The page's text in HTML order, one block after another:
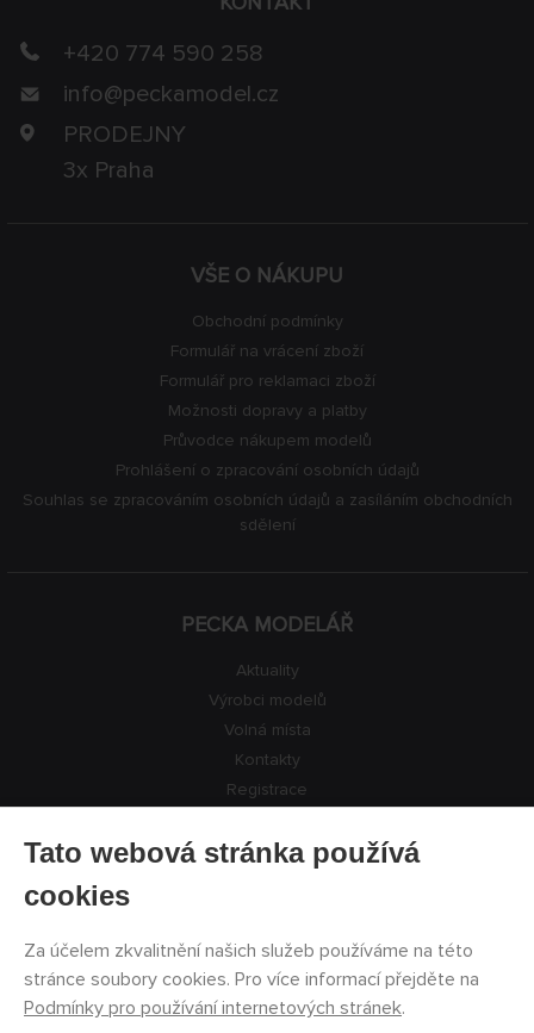
VŠE O NÁKUPU
Obchodní podmínky
Formulář na vrácení zboží
Formulář pro reklamaci zboží
Možnosti dopravy a platby
Průvodce nákupem modelů
Prohlášení o zpracování osobních údajů
Souhlas se zpracováním osobních údajů a zasíláním obchodních
sdělení
PECKA MODELÁŘ
Aktuality
Výrobci modelů
Volná místa
Kontakty
Registrace
Nastavení cookies
+420 774 590 258
info@peckamodel.cz
PRODEJNY
3x Praha
© PECKA MODELÁŘ s.r.o.
2011 - 2026. Všechna práva
vyhrazena
Tato webová stránka používá
cookies
Za účelem zkvalitnění našich služeb používáme na této
stránce soubory cookies. Pro více informací přejděte na
Podmínky pro používání internetových stránek.